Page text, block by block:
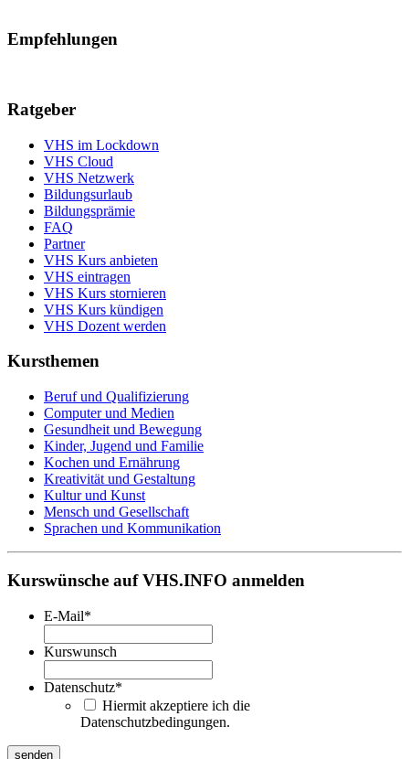
Empfehlungen
Ratgeber
VHS im Lockdown
VHS Cloud
VHS Netzwerk
Bildungsurlaub
Bildungsprämie
FAQ
Partner
VHS Kurs anbieten
VHS eintragen
VHS Kurs stornieren
VHS Kurs kündigen
VHS Dozent werden
Kursthemen
Beruf und Qualifizierung
Computer und Medien
Gesundheit und Bewegung
Kinder, Jugend und Familie
Kochen und Ernährung
Kreativität und Gestaltung
Kultur und Kunst
Mensch und Gesellschaft
Sprachen und Kommunikation
Kurswünsche auf VHS.INFO anmelden
E-Mail*
Kurswunsch
Datenschutz*
Hiermit akzeptiere ich die
Datenschutzbedingungen.